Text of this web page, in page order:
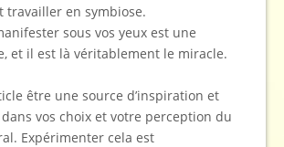
travailler en symbiose.
sous vos yeux est une
et il est là véritablement le miracle.
être une source d’inspiration et
vos choix et votre perception du
Expérimenter cela est